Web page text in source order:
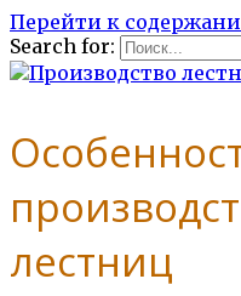
Перейти к
Search for:
лестниц